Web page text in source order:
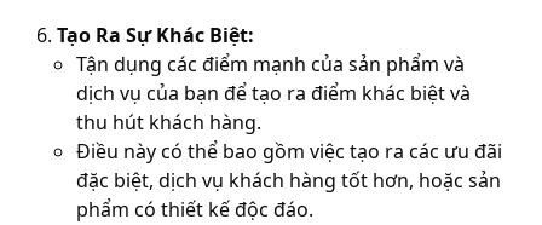
Tạo Ra Sự Khác Biệt:
Tận dụng các điểm mạnh của sản phẩm và
dịch vụ của bạn để tạo ra điểm khác biệt và
thu hút khách hàng.
Điều này có thể bao gồm việc tạo ra các ưu đãi
đặc biệt, dịch vụ khách hàng tốt hơn, hoặc sản
phẩm có thiết kế độc đáo.